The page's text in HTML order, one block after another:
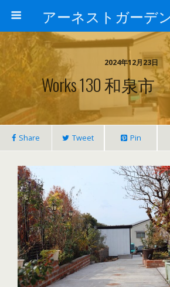
2024年12月23日
Works 130 和泉
Share Tweet Pin